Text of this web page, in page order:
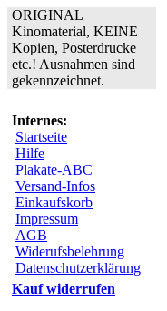
ORIGINAL
Kinomaterial, KEINE
Kopien, Posterdrucke
etc.! Ausnahmen sind
gekennzeichnet.
Internes:
Startseite
Hilfe
Plakate-ABC
Versand-Infos
Einkaufskorb
Impressum
AGB
Widerufsbelehrung
Datenschutzerklärung
Kauf widerrufen